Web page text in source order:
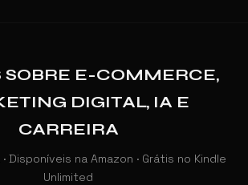
SOBRE E-COMMERCE,
DIGITAL, IA E
CARREIRA
Disponíveis na Amazon · Grátis no Kindle
Unlimited